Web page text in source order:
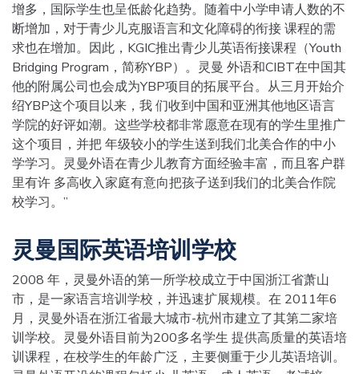
增多，国际学生也呈低龄化趋势。随着中小学申请人数的不
断增加，对于青少儿克服语言和文化障碍的衔接 课程的需
求也在增加。因此，KGIC推出青少儿英语衔接课程（Youth
Bridging Program，简称YBP）。灵曼 外语和CIBT在中国其
他的附属公司也会成为YBP项目的拓展平台。从三月开始介
绍YBP这个项目以来，我 们收到中国和亚洲其他地区语言
学院的好评如潮。这些学校都非常愿意在现有的学生里推广
这个项目，并把 年级较小的学生送到我们北美合作的中小
学学习。灵曼外语在青少儿教育方面经验丰富，而且客户群
里有许 多高收入家庭有意向把孩子送到我们的北美合作院
校学习。”
灵曼国际英语培训学校
2008 年，灵曼外语的第一所学校成立于中国浙江省萧山
市，是一家语言培训学校，并迅速扩展规模。在 2011年6
月，灵曼外语在浙江省最大城市-杭州市建立了其第二家培
训学校。灵曼外语目前为200多名学生 提供高质量的英语培
训课程，在校学生的年龄广泛，主要侧重于少儿英语培训。